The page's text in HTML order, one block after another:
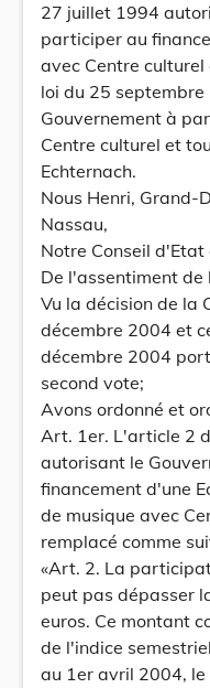
27 juillet 1994
participer au
avec Centre
loi du 25
Gouvernement à
Centre culturel et
Echternach.
Nous Henri, Grand-
Nassau,
Notre Conseil d'Etat
De l'assentiment de
Vu la décision de la
décembre 2004 et
décembre 2004
second vote;
Avons ordonné et
Art. 1er. L'article 2
autorisant le
financement d'une
de musique avec
remplacé comme
«Art. 2. La
peut pas dépasser
euros. Ce montant
de l'indice
au 1er avril 2004,